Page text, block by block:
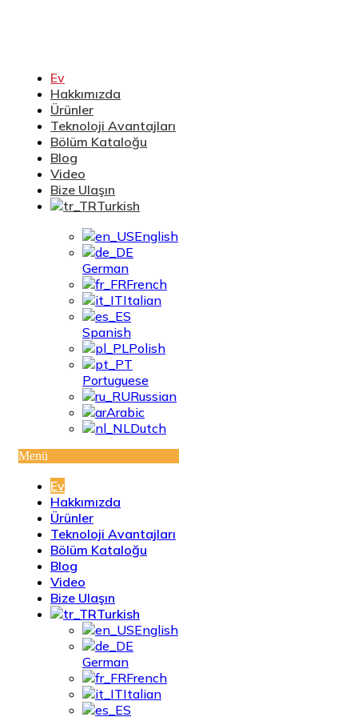
Ev
Hakkımızda
Ürünler
Teknoloji Avantajları
Bölüm Kataloğu
Blog
Video
Bize Ulaşın
Turkish
English
German
French
Italian
Spanish
Polish
Portuguese
Russian
Arabic
Dutch
Menü
Ev
Hakkımızda
Ürünler
Teknoloji Avantajları
Bölüm Kataloğu
Blog
Video
Bize Ulaşın
Turkish
English
German
French
Italian